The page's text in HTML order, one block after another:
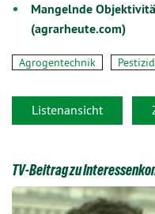
Mangelnde
(agrarheute.com)
Agrogentechnik
Listenansicht
TV-Beitrag zu